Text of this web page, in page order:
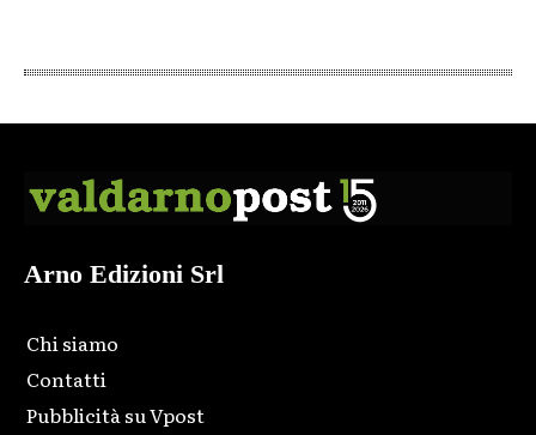
Arno Edizioni Srl
Chi siamo
Contatti
Pubblicità su Vpost